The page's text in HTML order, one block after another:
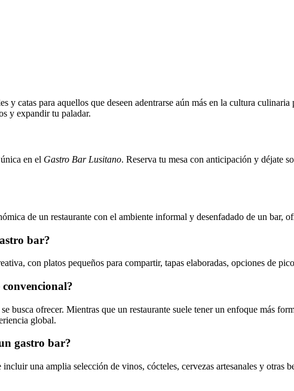
y catas para aquellos que deseen adentrarse aún más en la cultura
y expandir tu paladar.
en el Gastro Bar Lusitano. Reserva tu mesa con anticipación y déjate
de un restaurante con el ambiente informal y desenfadado de un bar,
bar?
con platos pequeños para compartir, tapas elaboradas, opciones de
busca ofrecer. Mientras que un restaurante suele tener un enfoque más
global.
gastro bar?
una amplia selección de vinos, cócteles, cervezas artesanales y otras